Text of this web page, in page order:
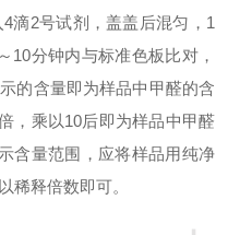
滴2号试剂，盖盖后混匀，1
10分钟内与标准色板比对，
的含量即为样品中甲醛的含
，乘以10后即为样品中甲醛
含量范围，应将样品用纯净
稀释倍数即可。